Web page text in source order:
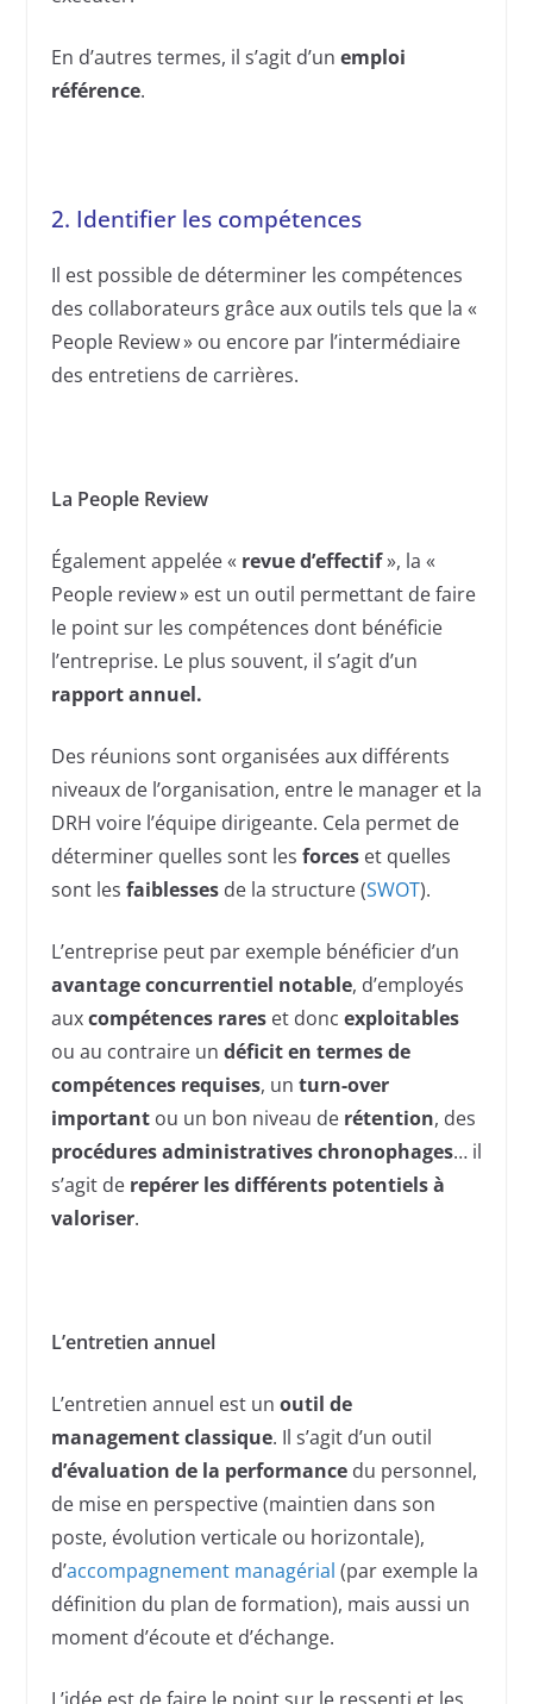
En d’autres termes, il s’agit d’un emploi
référence.
2. Identifier les compétences
Il est possible de déterminer les compétences
des collaborateurs grâce aux outils tels que la «
People Review » ou encore par l’intermédiaire
des entretiens de carrières.
La People Review
Également appelée « revue d’effectif», la «
People review » est un outil permettant de faire
le point sur les compétences dont bénéficie
l’entreprise. Le plus souvent, il s’agit d’un
rapport annuel.
Des réunions sont organisées aux différents
niveaux de l’organisation, entre le manager et la
DRH voire l’équipe dirigeante. Cela permet de
déterminer quelles sont les forceset quelles
sont les faiblessesde la structure (SWOT).
L’entreprise peut par exemple bénéficier d’un
avantage concurrentiel notable, d’employés
auxcompétences rareset donc exploitables
ou au contraire un déficit en termes de
compétences requises, un turn-over
importantou un bon niveau de rétention, des
procédures administrativeschronophages… il
s’agit de repérer les différents potentiels à
valoriser.
L’entretien annuel
L’entretien annuel est un outil de
management classique. Il s’agit d’un outil
d’évaluation de la performancedu personnel,
de mise en perspective (maintien dans son
poste, évolution verticale ou horizontale),
d’accompagnement managérial (par exemple la
définition du plan de formation), mais aussi un
moment d’écoute et d’échange.